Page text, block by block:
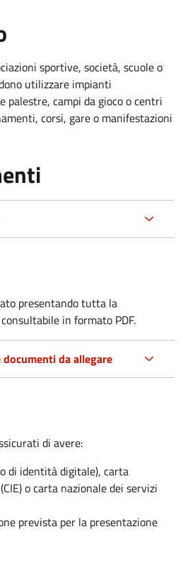
sportive, società, scuole o
utilizzare impianti
palestre, campi da gioco o centri
corsi, gare o manifestazioni
presentando tutta la
in formato PDF.
da allegare
di avere:
di identità digitale), carta
o carta nazionale dei servizi
prevista per la presentazione